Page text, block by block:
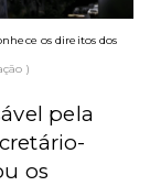
os direitos dos
)
pela
os